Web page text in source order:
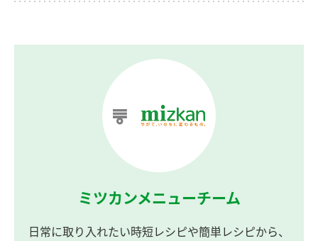
ミツカンメニューチーム
日常に取り入れたい時短レシピや簡単レシピから、